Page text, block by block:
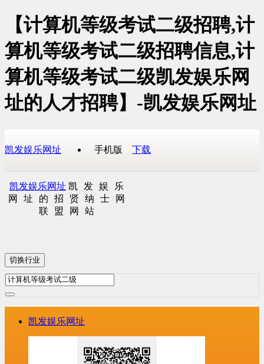
【计算机等级考试二级招聘,计
算机等级考试二级招聘信息,计
算机等级考试二级凯发娱乐网
址的人才招聘】-凯发娱乐网址
凯发娱乐网址 手机版 下载
凯发娱乐网址 凯发娱乐
网址的招贤纳士网
联盟网站
切换行业
凯发娱乐网址